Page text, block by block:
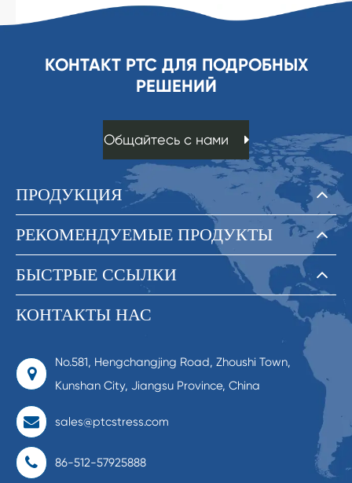
КОНТАКТ PTC ДЛЯ ПОДРОБНЫХ
РЕШЕНИЙ
Общайтесь с нами
ПРОДУКЦИЯ
РЕКОМЕНДУЕМЫЕ ПРОДУКТЫ
БЫСТРЫЕ ССЫЛКИ
КОНТАКТЫ НАС
No.581, Hengchangjing Road, Zhoushi Town,
Kunshan City, Jiangsu Province, China
sales@ptcstress.com
86-512-57925888